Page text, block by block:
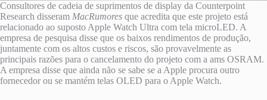
Consultores de cadeia de suprimentos de display da Counterpoint
Research disseram MacRumores que acredita que este projeto está
relacionado ao suposto Apple Watch Ultra com tela microLED. A
empresa de pesquisa disse que os baixos rendimentos de produção,
juntamente com os altos custos e riscos, são provavelmente as
principais razões para o cancelamento do projeto com a ams OSRAM.
A empresa disse que ainda não se sabe se a Apple procura outro
fornecedor ou se mantém telas OLED para o Apple Watch.